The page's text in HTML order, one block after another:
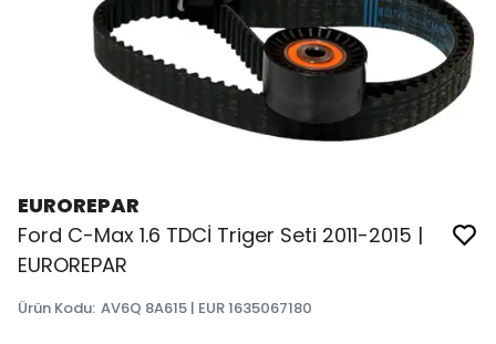
EUROREPAR
Ford C-Max 1.6 TDCİ Triger Seti 2011-2015 |
EUROREPAR
Ürün Kodu: AV6Q 8A615 | EUR 1635067180